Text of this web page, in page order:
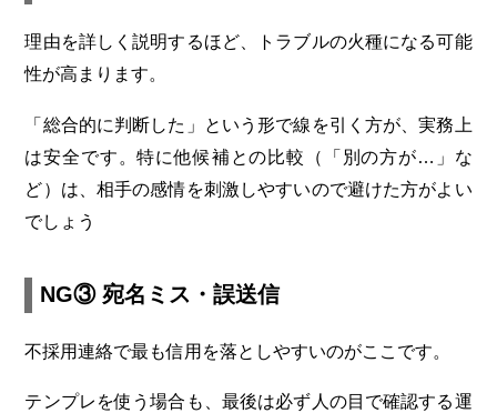
理由を詳しく説明するほど、トラブルの火種になる可能
性が高まります。
「総合的に判断した」という形で線を引く方が、実務上
は安全です。特に他候補との比較（「別の方が…」な
ど）は、相手の感情を刺激しやすいので避けた方がよい
でしょう
NG③ 宛名ミス・誤送信
不採用連絡で最も信用を落としやすいのがここです。
テンプレを使う場合も、最後は必ず人の目で確認する運